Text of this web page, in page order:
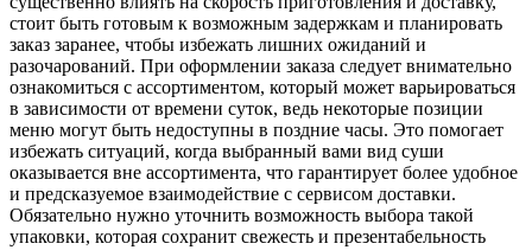
стоит быть готовым к возможным задержкам и планировать
заказ заранее, чтобы избежать лишних ожиданий и
разочарований. При оформлении заказа следует внимательно
ознакомиться с ассортиментом, который может варьироваться
в зависимости от времени суток, ведь некоторые позиции
меню могут быть недоступны в поздние часы. Это помогает
избежать ситуаций, когда выбранный вами вид суши
оказывается вне ассортимента, что гарантирует более удобное
и предсказуемое взаимодействие с сервисом доставки.
Обязательно нужно уточнить возможность выбора такой
упаковки, которая сохранит свежесть и презентабельность